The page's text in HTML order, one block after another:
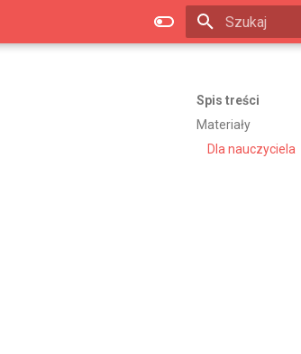
Spis treści
Materiały
Dla nauczyciela